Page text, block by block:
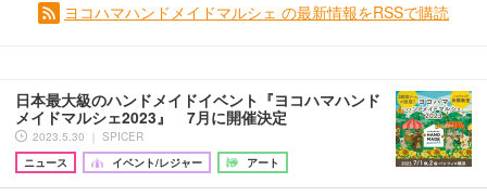
ヨコハマハンドメイドマルシェ の最新情報をRSSで購読
日本最大級のハンドメイドイベント『ヨコハマハンド
メイドマルシェ2023』 7月に開催決定
2023.5.30 ｜ SPICER
ニュース
イベント/レジャー アート